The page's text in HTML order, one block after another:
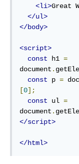
<li>Great
</ul>
</body>
<script>
const h1 =
document .
const p =
[0];
const ul =
document .
</script>
</html>